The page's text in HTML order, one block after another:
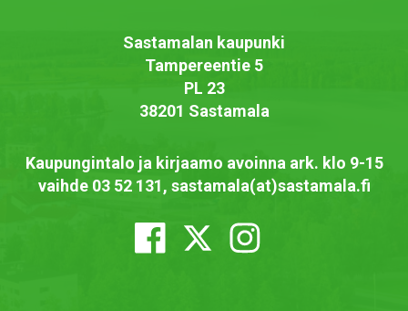
Sastamalan kaupunki
Tampereentie 5
PL 23
38201 Sastamala
Kaupungintalo ja kirjaamo avoinna ark. klo 9-15
vaihde 03 52 131, sastamala(at)sastamala.fi